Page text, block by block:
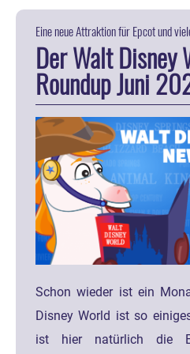
Eine neue Attraktion für Epcot und
Der Walt Disney
Roundup Juni
Schon wieder ist ein
Disney World ist so
ist hier natürlich die